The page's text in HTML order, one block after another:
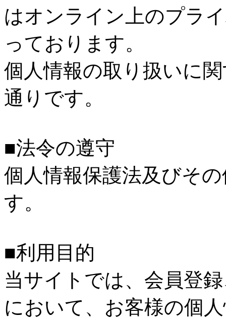
はオンライン上のプラ
っております。
個人情報の取り扱いに
通りです。
■法令の遵守
個人情報保護法及びそ
す。
■利用目的
当サイトでは、会員登
において、お客様の個